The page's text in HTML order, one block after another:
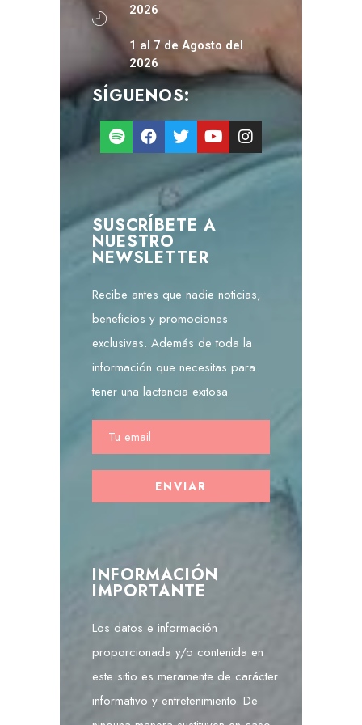
2026
1 al 7 de Agosto del
2026
SÍGUENOS:
SUSCRÍBETE A
NUESTRO
NEWSLETTER
Recibe antes que nadie noticias,
beneficios y promociones
exclusivas. Además de toda la
información que necesitas para
tener una lactancia exitosa
INFORMACIÓN
IMPORTANTE
Los datos e información
proporcionada y/o contenida en
este sitio es meramente de carácter
informativo y entretenimiento. De